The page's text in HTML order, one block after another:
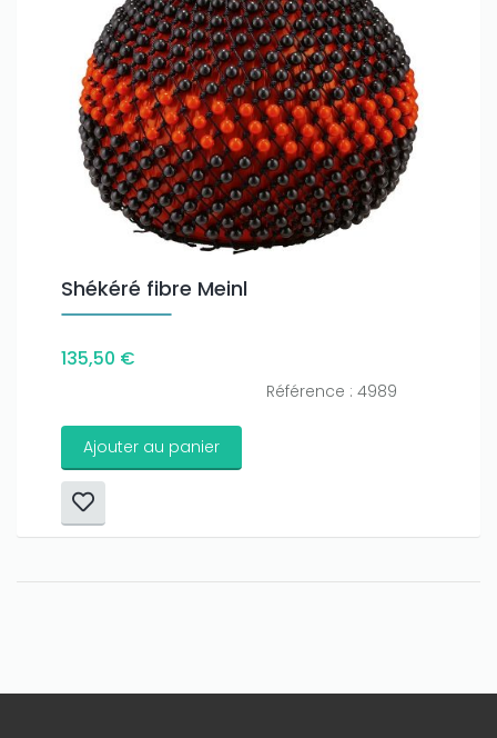
Shékéré fibre Meinl
135,50 €
Référence : 4989
Ajouter au panier